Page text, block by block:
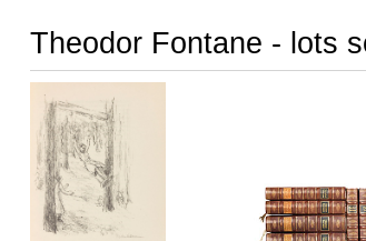
Theodor Fontane - lots